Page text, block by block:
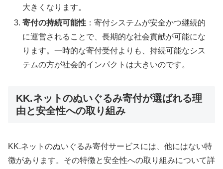
大きくなります。
寄付の持続可能性 ：寄付システムが安全かつ継続的
に運営されることで、長期的な社会貢献が可能にな
ります。一時的な寄付受付よりも、持続可能なシス
テムの方が社会的インパクトは大きいのです。
KK.ネットのぬいぐるみ寄付が選ばれる理
由と安全性への取り組み
KK.ネットのぬいぐるみ寄付サービスには、他にはない特
徴があります。その特徴と安全性への取り組みについて詳